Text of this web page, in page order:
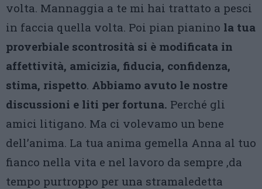
volta. Mannaggia a te mi hai trattato a pesci
in faccia quella volta. Poi pian pianino la tua
proverbiale scontrosità si è modificata in
affettività, amicizia, fiducia, confidenza,
stima, rispetto. Abbiamo avuto le nostre
discussioni e liti per fortuna. Perché gli
amici litigano. Ma ci volevamo un bene
dell’anima. La tua anima gemella Anna al tuo
fianco nella vita e nel lavoro da sempre ,da
tempo purtroppo per una stramaledetta